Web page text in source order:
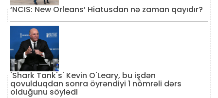
‘NCIS: New Orleans’ Hiatusdan nə zaman qayıdır?
'Shark Tank's' Kevin O'Leary, bu işdən
qovulduqdan sonra öyrəndiyi 1 nömrəli dərs
olduğunu söylədi